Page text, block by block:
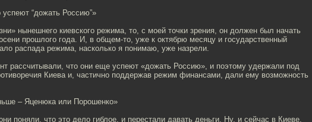
“дожать Россию”»
нынешнего киевского режима, то, с моей точки зрения, он должен был начать
прошлого года. И, в общем-то, уже к октябрю месяцу и государственный
распада режима, насколько я понимаю, уже назрели.
рассчитывали, что они еще успеют «дожать Россию», и поэтому удержали под
Киева и, частично поддержав режим финансами, дали ему возможность
– Яценюка или Порошенко»
поняли, что это дело гиблое, и перестали давать деньги. Ну, и сейчас в Киеве,